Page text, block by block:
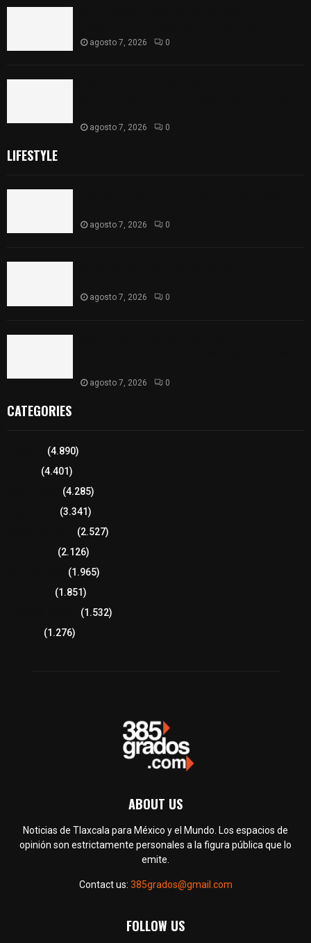
agosto 7, 2026 0
agosto 7, 2026 0
LIFESTYLE
agosto 7, 2026 0
agosto 7, 2026 0
agosto 7, 2026 0
CATEGORIES
(4.890)
(4.401)
(4.285)
(3.341)
(2.527)
(2.126)
(1.965)
(1.851)
(1.532)
(1.276)
ABOUT US
Noticias de Tlaxcala para México y el Mundo. Los espacios de
opinión son estrictamente personales a la figura pública que lo
emite.
Contact us: 385grados@gmail.com
FOLLOW US